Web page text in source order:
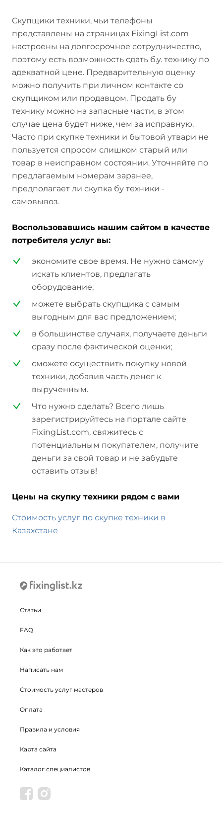
Скупщики техники, чьи телефоны
представлены на страницах FixingList.com
настроены на долгосрочное сотрудничество,
поэтому есть возможность сдать б.у. технику по
адекватной цене. Предварительную оценку
можно получить при личном контакте со
скупщиком или продавцом. Продать бу
технику можно на запасные части, в этом
случае цена будет ниже, чем за исправную.
Часто при скупке техники и бытовой утвари не
пользуется спросом слишком старый или
товар в неисправном состоянии. Уточняйте по
предлагаемым номерам заранее,
предполагает ли скупка бу техники -
самовывоз.
Воспользовавшись нашим сайтом в качестве
потребителя услуг вы:
экономите свое время. Не нужно самому
искать клиентов, предлагать
оборудование;
можете выбрать скупщика с самым
выгодным для вас предложением;
в большинстве случаях, получаете деньги
сразу после фактической оценки;
сможете осуществить покупку новой
техники, добавив часть денег к
вырученным.
Что нужно сделать? Всего лишь
зарегистрируйтесь на портале сайте
FixingList.com, свяжитесь с
потенциальным покупателем, получите
деньги за свой товар и не забудьте
оставить отзыв!
Цены на скупку техники рядом с вами
Стоимость услуг по скупке техники в
Казахстане
Статьи
FAQ
Как это работает
Написать нам
Стоимость услуг мастеров
Оплата
Правила и условия
Карта сайта
Каталог специалистов